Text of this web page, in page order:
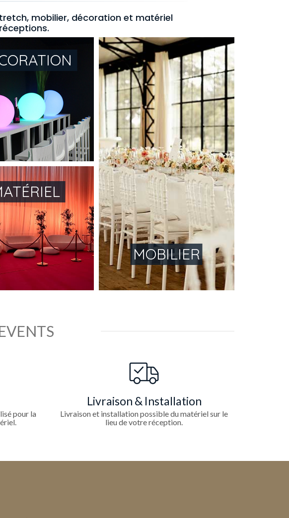
mobilier, décoration et matériel
MOBILIER
pour la
Livraison & Installation
Livraison et installation possible du matériel sur le
lieu de votre réception.